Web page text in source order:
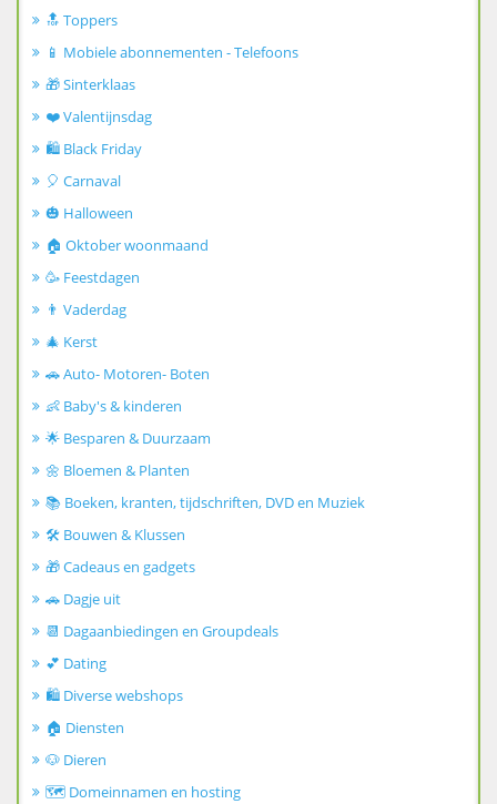
🔝 Toppers
📱 Mobiele abonnementen - Telefoons
🎁 Sinterklaas
❤️ Valentijnsdag
🛍️ Black Friday
🎈 Carnaval
🎃 Halloween
🏠 Oktober woonmaand
🥳 Feestdagen
👨 Vaderdag
🎄 Kerst
🚗 Auto- Motoren- Boten
👶 Baby's & kinderen
🌟 Besparen & Duurzaam
🌼 Bloemen & Planten
📚 Boeken, kranten, tijdschriften, DVD en Muziek
🛠️ Bouwen & Klussen
🎁 Cadeaus en gadgets
🚗 Dagje uit
📆 Dagaanbiedingen en Groupdeals
💕 Dating
🛍️ Diverse webshops
🏠 Diensten
🐶 Dieren
🗺️ Domeinnamen en hosting